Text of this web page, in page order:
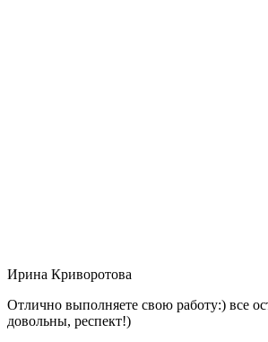
Ирина Криворотова
Отлично выполняете свою работу:) все
довольны, респект!)